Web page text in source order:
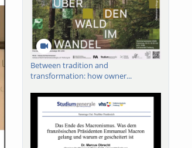
Between tradition and
transformation: how owner...